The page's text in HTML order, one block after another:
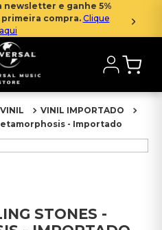
newsletter e ganhe 5%
compra. Clique
aqui
VINIL IMPORTADO
- Importado
STONES -